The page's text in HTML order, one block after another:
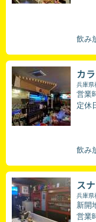
飲み
カ
兵庫県
営業
定休
飲み
ス
兵庫県
新開
営業